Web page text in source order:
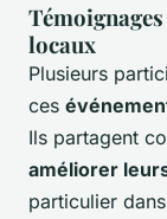
locaux
Plusieurs
ces
Ils partagent
améliorer
particulier